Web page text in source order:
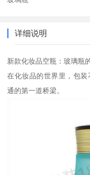
详细说明
新款化妆品空瓶：玻璃瓶
在化妆品的世界里，包
通的第一道桥梁。